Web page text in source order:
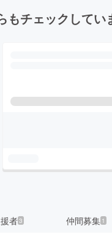
もチェックしてい
者3 仲間募集 1